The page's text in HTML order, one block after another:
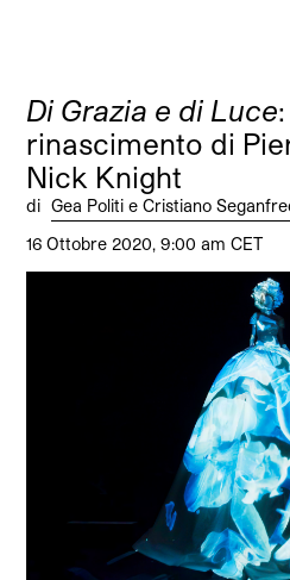
Di Grazia e di Luce
rinascimento di
Nick Knight
di Gea Politi e Cristiano
16 Ottobre 2020, 9:00 am CET